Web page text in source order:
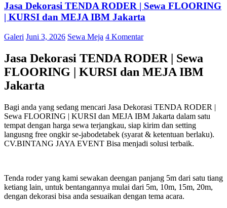
Jasa Dekorasi TENDA RODER | Sewa FLOORING
| KURSI dan MEJA IBM Jakarta
Galeri Juni 3, 2026 Sewa Meja 4 Komentar
Jasa Dekorasi TENDA RODER | Sewa
FLOORING | KURSI dan MEJA IBM
Jakarta
Bagi anda yang sedang mencari Jasa Dekorasi TENDA RODER |
Sewa FLOORING | KURSI dan MEJA IBM Jakarta dalam satu
tempat dengan harga sewa terjangkau, siap kirim dan setting
langusng free ongkir se-jabodetabek (syarat & ketentuan berlaku).
CV.BINTANG JAYA EVENT Bisa menjadi solusi terbaik.
Tenda roder yang kami sewakan deengan panjang 5m dari satu tiang
ketiang lain, untuk bentangannya mulai dari 5m, 10m, 15m, 20m,
dengan dekorasi bisa anda sesuaikan dengan tema acara.